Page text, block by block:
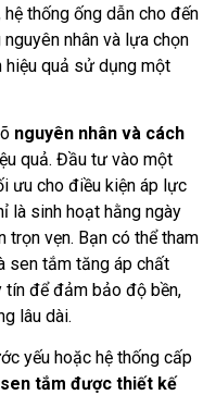
thống ống dẫn cho đến
nhân và lựa chọn
hiệu quả sử dụng một
nguyên nhân và cách
quả. Đầu tư vào một
ưu cho điều kiện áp lực
là sinh hoạt hằng ngày
trọn vẹn. Bạn có thể tham
sen tắm tăng áp chất
tín để đảm bảo độ bền,
lâu dài.
yếu hoặc hệ thống cấp
sen tắm được thiết kế